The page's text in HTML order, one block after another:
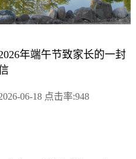
年端午节致家长的一封
06-18 点击率:948